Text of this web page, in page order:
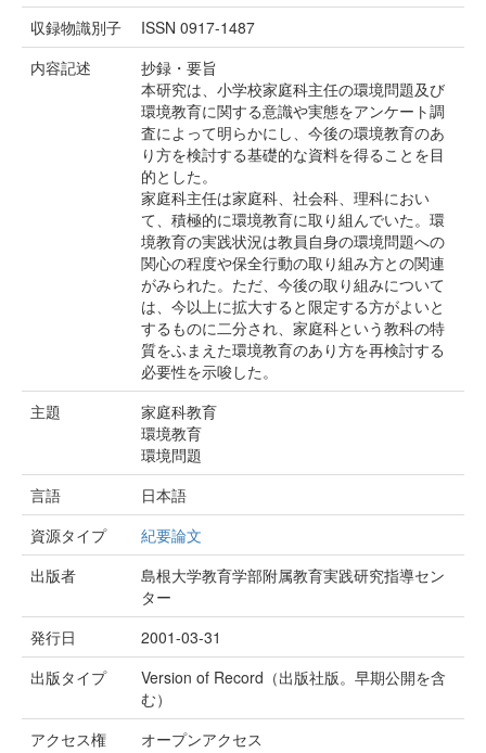
収録物識別子
ISSN 0917-1487
内容記述
抄録・要旨
本研究は、小学校家庭科主任の環境問題及び
環境教育に関する意識や実態をアンケート調
査によって明らかにし、今後の環境教育のあ
り方を検討する基礎的な資料を得ることを目
的とした。
家庭科主任は家庭科、社会科、理科におい
て、積極的に環境教育に取り組んでいた。環
境教育の実践状況は教員自身の環境問題への
関心の程度や保全行動の取り組み方との関連
がみられた。ただ、今後の取り組みについて
は、今以上に拡大すると限定する方がよいと
するものに二分され、家庭科という教科の特
質をふまえた環境教育のあり方を再検討する
必要性を示唆した。
主題
家庭科教育
環境教育
環境問題
言語
日本語
資源タイプ
紀要論文
出版者
島根大学教育学部附属教育実践研究指導セン
ター
発行日
2001-03-31
出版タイプ
Version of Record（出版社版。早期公開を含
む）
アクセス権
オープンアクセス